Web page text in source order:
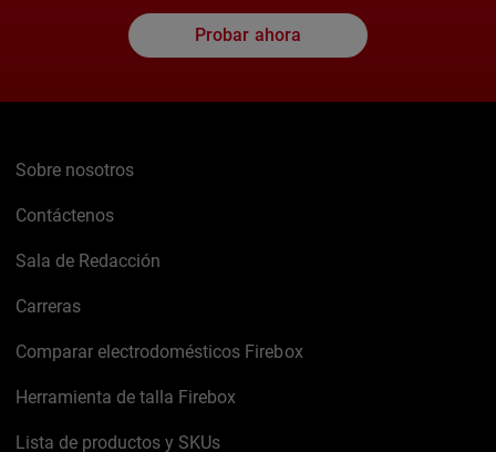
Probar ahora
Sobre nosotros
Contáctenos
Sala de Redacción
Carreras
Comparar electrodomésticos Firebox
Herramienta de talla Firebox
Lista de productos y SKUs